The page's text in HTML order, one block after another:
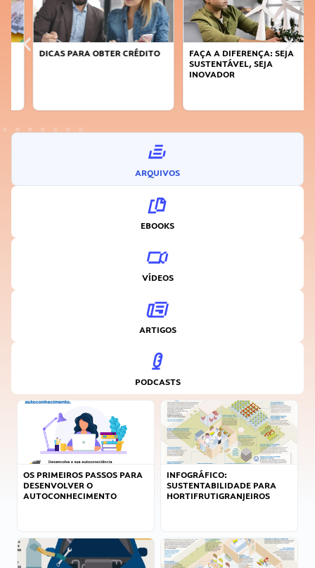
DICAS PARA OBTER CRÉDITO
FAÇA A DIFERENÇA: SEJA
SUSTENTÁVEL, SEJA
INOVADOR
ARQUIVOS
EBOOKS
VÍDEOS
ARTIGOS
PODCASTS
OS PRIMEIROS PASSOS PARA
DESENVOLVER O
AUTOCONHECIMENTO
INFOGRÁFICO:
SUSTENTABILIDADE PARA
HORTIFRUTIGRANJEIROS